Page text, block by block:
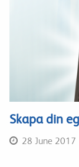
Skapa din
28 June 2017